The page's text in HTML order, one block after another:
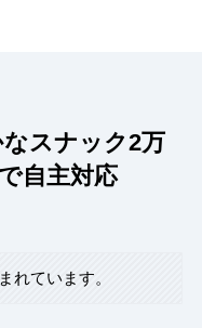
スナック2万
自主対応
れています。